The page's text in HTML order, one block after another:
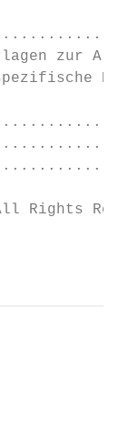
zur
All